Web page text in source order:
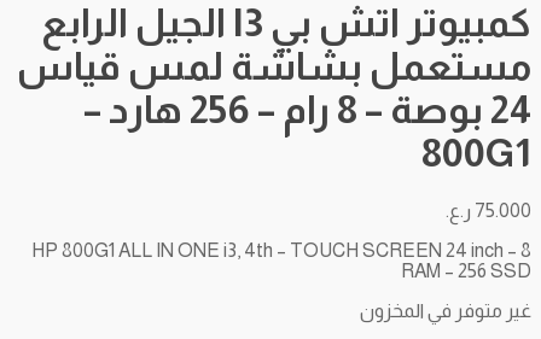
كمبيوتر اتش بي I3 الجيل الرابع
مستعمل بشاشة لمس قياس
24 بوصة – 8 رام – 256 هارد –
800G1
75.000 ر.ع.
HP 800G1 ALL IN ONE i3, 4th – TOUCH SCREEN 24 inch – 8
RAM – 256 SSD
غير متوفر في المخزون